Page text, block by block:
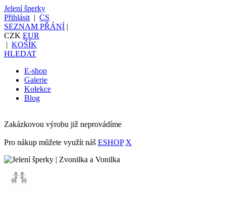
Jelení šperky
Přihlásit | CS
SEZNAM PŘÁNÍ |
CZK EUR
| KOŠÍK
HLEDAT
E-shop
Galerie
Kolekce
Blog
Zakázkovou výrobu již neprovádíme
Pro nákup můžete využít náš ESHOP X